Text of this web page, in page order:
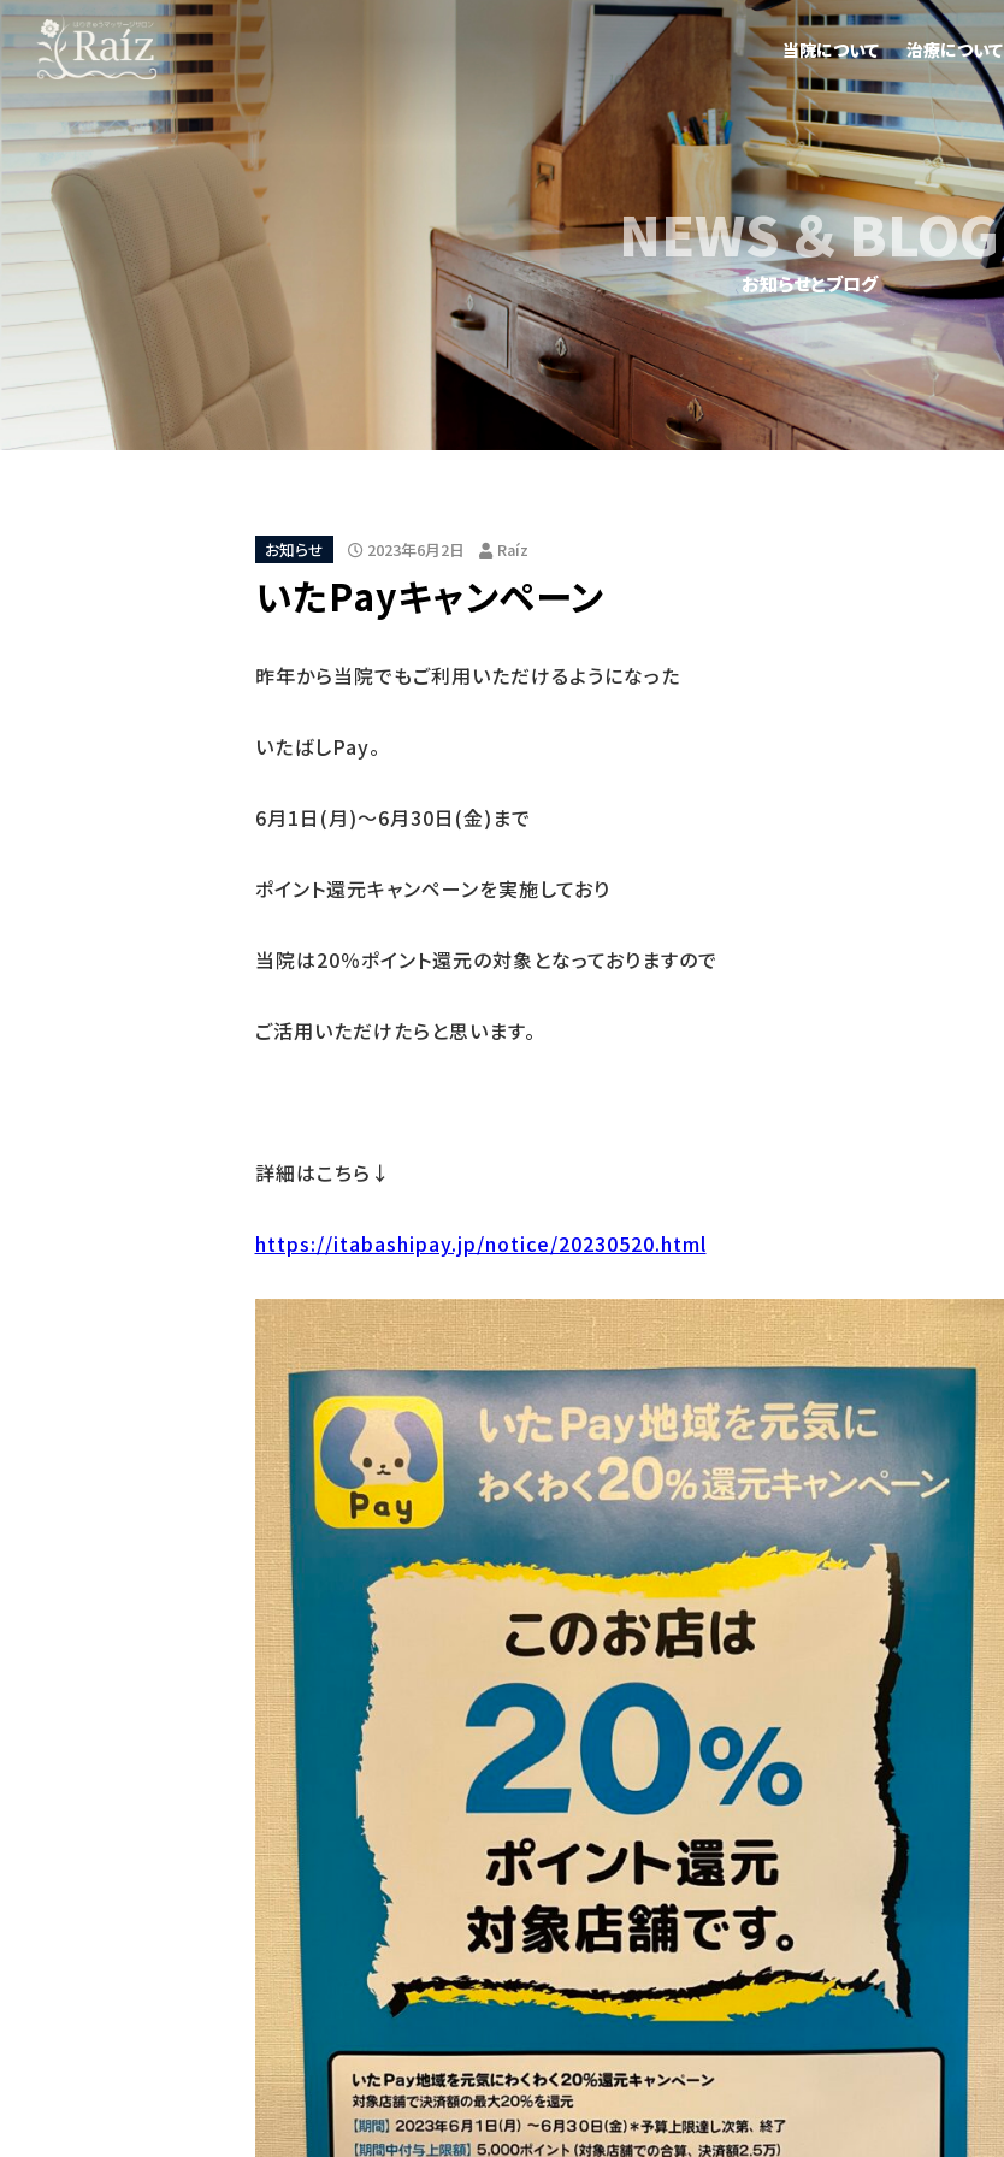
当院について 治療について
NEWS ＆ BLOG
お知らせとブログ
お知らせ 2023年6月2日 Raíz
いたPayキャンペーン
昨年から当院でもご利用いただけるようになった
いたばしPay。
6月1日(月)～6月30日(金)まで
ポイント還元キャンペーンを実施しており
当院は20％ポイント還元の対象となっておりますので
ご活用いただけたらと思います。
詳細はこちら↓
https://itabashipay.jp/notice/20230520.html